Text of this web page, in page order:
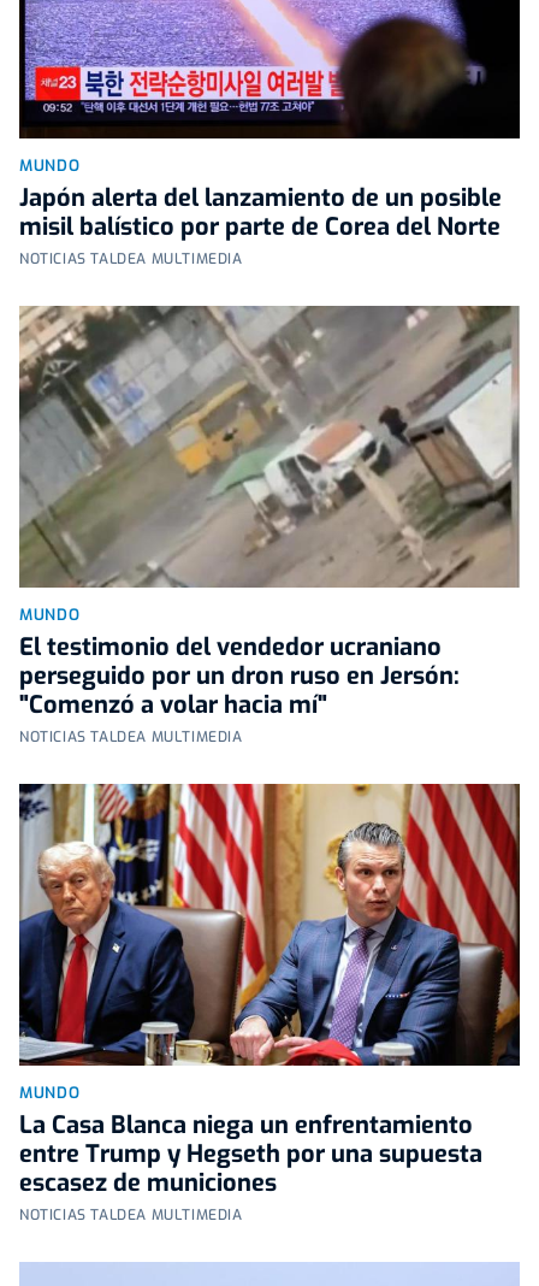
MUNDO
Japón alerta del lanzamiento de un posible
misil balístico por parte de Corea del Norte
NOTICIAS TALDEA MULTIMEDIA
MUNDO
El testimonio del vendedor ucraniano
perseguido por un dron ruso en Jersón:
"Comenzó a volar hacia mí"
NOTICIAS TALDEA MULTIMEDIA
MUNDO
La Casa Blanca niega un enfrentamiento
entre Trump y Hegseth por una supuesta
escasez de municiones
NOTICIAS TALDEA MULTIMEDIA